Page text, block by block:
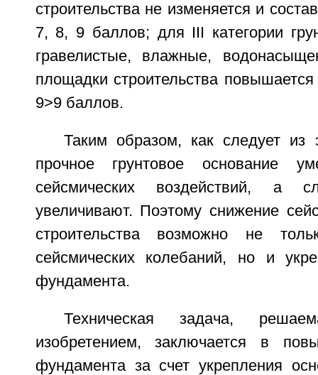
строительства не изменяется и
7, 8, 9 баллов; для III категории
гравелистые, влажные,
площадки строительства
9>9 баллов.
Таким образом, как следует из
прочное грунтовое основание
сейсмических воздействий, а
увеличивают. Поэтому снижение
строительства возможно не
сейсмических колебаний, но и
фундамента.
Техническая задача,
изобретением, заключается в
фундамента за счет укрепления